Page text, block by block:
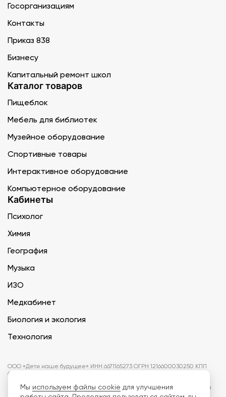
Госорганизациям
Контакты
Приказ 838
Бизнесу
Капитальный ремонт школ
Каталог товаров
Пищеблок
Мебель для библиотек
Музейное оборудование
Спортивные товары
Интерактивное оборудование
Компьютерное оборудование
Кабинеты
Психолог
Химия
География
Музыка
ИЗО
Медкабинет
Биология и экология
Технология
ООО «Дети наше будущее» ИНН 6671165273 ОГРН 1216600030250 КПП
667101001 БИК 046577674
Информация на сайте не является публичной офертой. Изображения
могут отличаться от поставляемых товаров. Поставщик оставляет за
Мы используем файлы cookie для улучшения